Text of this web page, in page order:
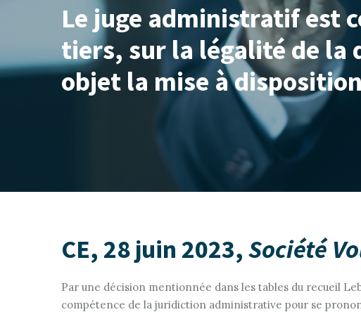
Le juge administratif est
tiers, sur la légalité de la
objet la mise à
CE, 28 juin 2023, Société
Par une décision mentionnée dans les tables du recueil
compétence de la juridiction administrative pour se